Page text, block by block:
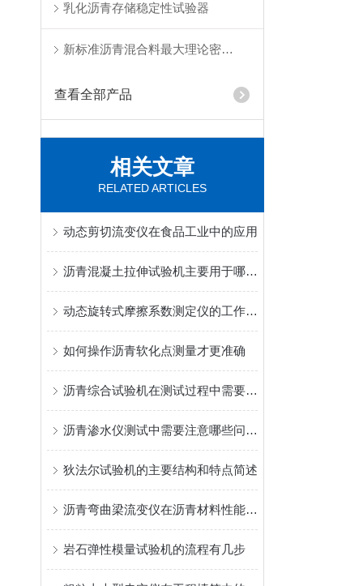
乳化沥青存储稳定性试验器
新标准沥青混合料最大理论密度仪
查看全部产品
相关文章
RELATED ARTICLES
动态剪切流变仪在食品工业中的应用
沥青混凝土拉伸试验机主要用于哪些测试和研究？
动态旋转式摩擦系数测定仪的工作原理
如何操作沥青软化点测量才更准确
沥青综合试验机在测试过程中需要注意哪些安全事项？
沥青渗水仪测试中需要注意哪些问题？
狄法尔试验机的主要结构和特点简述
沥青弯曲梁流变仪在沥青材料性能测试中扮演什么角色？
岩石弹性模量试验机的流程有几步